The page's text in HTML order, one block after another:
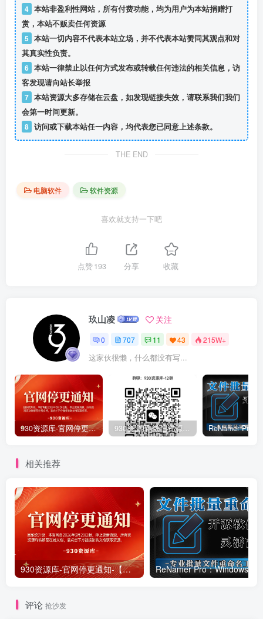
4 本站非盈利性网站，所有付费功能，均为用户为本站捐赠打
赏，本站不贩卖任何资源
5 本站一切内容不代表本站立场，并不代表本站赞同其观点和对
其真实性负责。
6 本站一律禁止以任何方式发布或转载任何违法的相关信息，访
客发现请向站长举报
7 本站资源大多存储在云盘，如发现链接失效，请联系我们我们
会第一时间更新。
8 访问或下载本站任一内容，均代表您已同意上述条款。
THE END
电脑软件 软件资源
喜欢就支持一下吧
点赞193 分享 收藏
玖山凌 关注
0 707 11 43 215W+
这家伙很懒，什么都没有写...
930资源库-官网停更通知-【换在线文档更新-每日更新】 930资源库-微信资源12群【限时免费】开放入群中！！！
相关推荐
930资源库-官网停更通知-【换在线文档更新-每日更新】
评论 抢沙发